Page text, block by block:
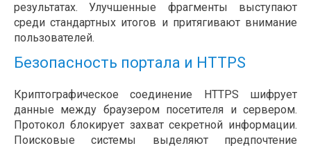
результатах. Улучшенные фрагменты выступают
среди стандартных итогов и притягивают внимание
пользователей.
Безопасность портала и HTTPS
Криптографическое соединение HTTPS шифрует
данные между браузером посетителя и сервером.
Протокол блокирует захват секретной информации.
Поисковые системы выделяют предпочтение